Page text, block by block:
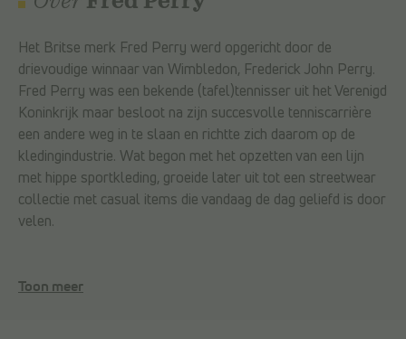
Het Britse merk Fred Perry werd opgericht door de
drievoudige winnaar van Wimbledon, Frederick John Perry.
Fred Perry was een bekende (tafel)tennisser uit het Verenigd
Koninkrijk maar besloot na zijn succesvolle tenniscarrière
een andere weg in te slaan en richtte zich daarom op de
kledingindustrie. Wat begon met het opzetten van een lijn
met hippe sportkleding, groeide later uit tot een streetwear
collectie met casual items die vandaag de dag geliefd is door
velen.
Toon meer